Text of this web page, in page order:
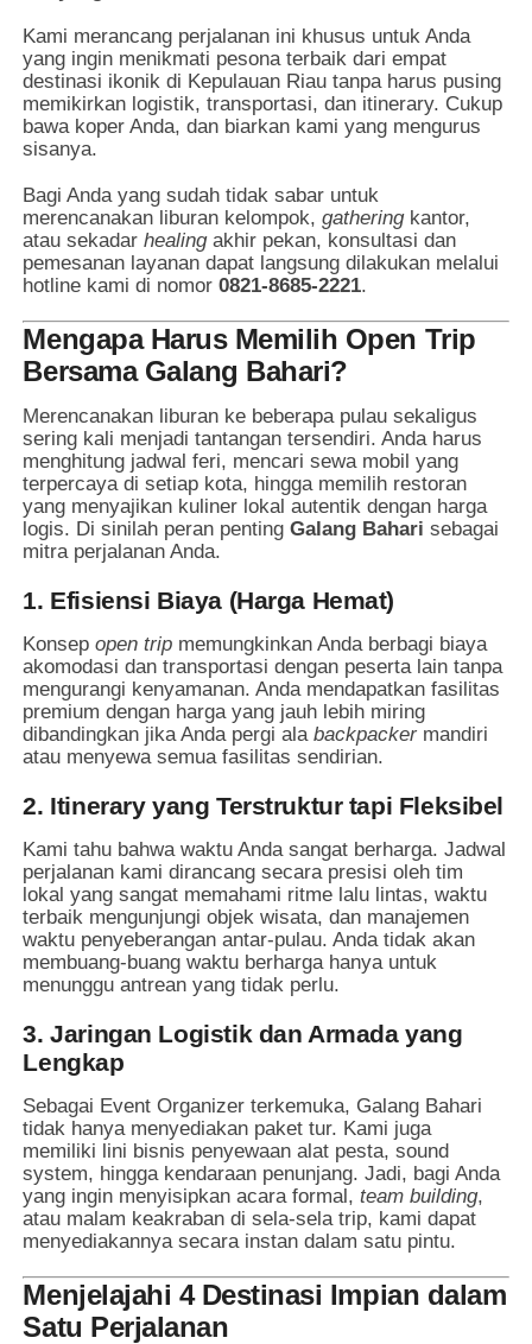
Kami merancang perjalanan ini khusus untuk Anda
yang ingin menikmati pesona terbaik dari empat
destinasi ikonik di Kepulauan Riau tanpa harus pusing
memikirkan logistik, transportasi, dan itinerary. Cukup
bawa koper Anda, dan biarkan kami yang mengurus
sisanya.
Bagi Anda yang sudah tidak sabar untuk
merencanakan liburan kelompok,gatheringkantor,
atau sekadarhealingakhir pekan, konsultasi dan
pemesanan layanan dapat langsung dilakukan melalui
hotline kami di nomor0821-8685-2221.
Mengapa Harus Memilih Open Trip
Bersama Galang Bahari?
Merencanakan liburan ke beberapa pulau sekaligus
sering kali menjadi tantangan tersendiri. Anda harus
menghitung jadwal feri, mencari sewa mobil yang
terpercaya di setiap kota, hingga memilih restoran
yang menyajikan kuliner lokal autentik dengan harga
logis. Di sinilah peran pentingGalang Bahari sebagai
mitra perjalanan Anda.
1. Efisiensi Biaya (Harga Hemat)
Konsepopen trip memungkinkan Anda berbagi biaya
akomodasi dan transportasi dengan peserta lain tanpa
mengurangi kenyamanan. Anda mendapatkan fasilitas
premium dengan harga yang jauh lebih miring
dibandingkan jika Anda pergi alabackpacker mandiri
atau menyewa semua fasilitas sendirian.
2. Itinerary yang Terstruktur tapi Fleksibel
Kami tahu bahwa waktu Anda sangat berharga. Jadwal
perjalanan kami dirancang secara presisi oleh tim
lokal yang sangat memahami ritme lalu lintas, waktu
terbaik mengunjungi objek wisata, dan manajemen
waktu penyeberangan antar-pulau. Anda tidak akan
membuang-buang waktu berharga hanya untuk
menunggu antrean yang tidak perlu.
3. Jaringan Logistik dan Armada yang
Lengkap
Sebagai Event Organizer terkemuka, Galang Bahari
tidak hanya menyediakan paket tur. Kami juga
memiliki lini bisnis penyewaan alat pesta, sound
system, hingga kendaraan penunjang. Jadi, bagi Anda
yang ingin menyisipkan acara formal,team building,
atau malam keakraban di sela-sela trip, kami dapat
menyediakannya secara instan dalam satu pintu.
Menjelajahi 4 Destinasi Impian dalam
Satu Perjalanan